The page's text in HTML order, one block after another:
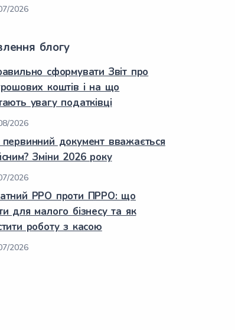
2026
блогу
сформувати Звіт про
коштів і на що
увагу податківці
2026
документ вважається
Зміни 2026 року
2026
РРО проти ПРРО: що
для малого бізнесу та як
роботу з касою
2026